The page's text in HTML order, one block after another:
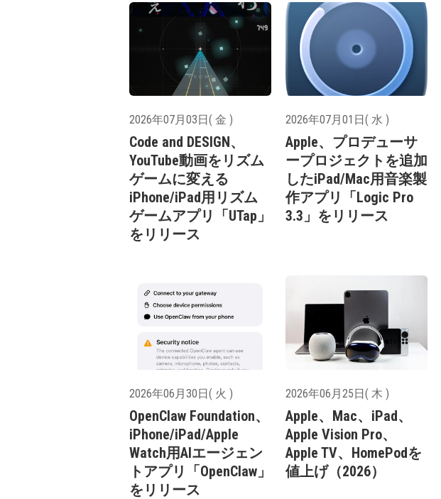
2026年07月03日( 金 )
Code and DESIGN、
YouTube動画をリズム
ゲームに変える
iPhone/iPad用リズム
ゲームアプリ「UTap」
をリリース
2026年07月01日( 水 )
Apple、プロデューサ
ープロジェクトを追加
したiPad/Mac用音楽製
作アプリ「Logic Pro
3.3」をリリース
2026年06月30日( 火 )
OpenClaw Foundation、
iPhone/iPad/Apple
Watch用AIエージェン
トアプリ「OpenClaw」
をリリース
2026年06月25日( 木 )
Apple、Mac、iPad、
Apple Vision Pro、
Apple TV、HomePodを
値上げ（2026）